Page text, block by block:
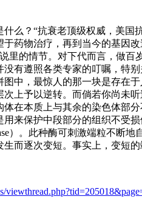
么？“抗衰老顶级权威，美
药物治疗，再到当今的基因
里的情节。对下代而言，做
有遵照各类专家的叮嘱，特
中，最惊人的那一块是存在
上予以逆转。而倘若你尚未
体在本质上与其余的染色体部
用来保护中段部分的组织不受
）。此种酶可刺激端粒不断
而逐次变短。事实上，变短